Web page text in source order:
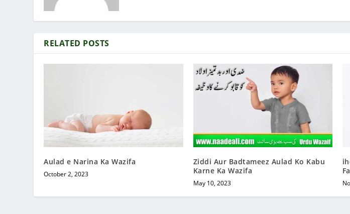
RELATED POSTS
Aulad e Narina Ka Wazifa
October 2, 2023
Ziddi Aur Badtameez Aulad Ko Kabu
Karne Ka Wazifa
May 10, 2023